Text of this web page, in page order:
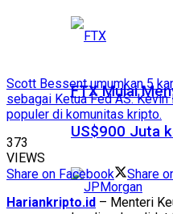
FTX Mulai
US$900 Juta
Scott Bessent umumkan 5
sebagai Ketua Fed AS.
populer di komunitas kripto.
373
VIEWS
Share on Facebook
Share
Hariankripto.id – Menteri